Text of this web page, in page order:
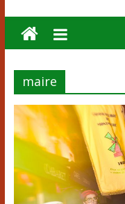
maire